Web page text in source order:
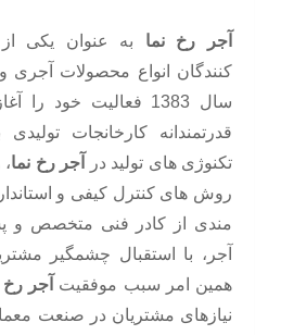
آجر رخ نما به عنوان یکی
کنندگان انواع محصولات آجری
سال 1383 فعالیت خود
قدرتمندانه کارخانجات
تکنوژی های تولید در
آجر رخ نما
روش های کنترل کیفی و
مندی از کادر فنی متخصص و
آجر، با استقبال چشمگیر
همین امر سبب موفقیت آجر رخ
نیازهای مشتریان در صنعت